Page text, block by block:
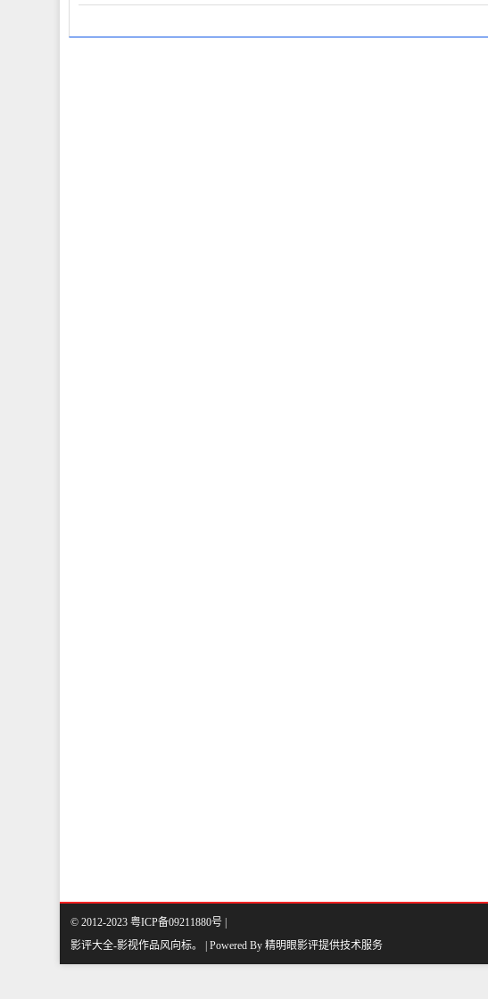
© 2012-2023 粤ICP备09211880号 |
影评大全-影视作品风向标。 | Powered By 精明眼影评提供技术服务